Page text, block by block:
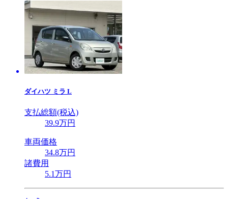
ダイハツ ミラ L
支払総額(税込)
39.9万円
車両価格
34.8万円
諸費用
5.1万円